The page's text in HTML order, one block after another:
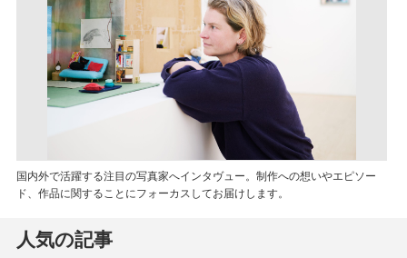
国内外で活躍する注目の写真家へインタヴュー。制作への想いやエピソー
ド、作品に関することにフォーカスしてお届けします。
人気の記事